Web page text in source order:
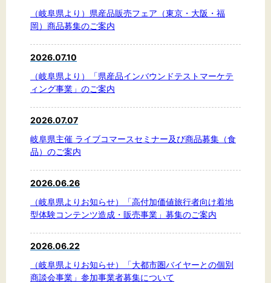
（岐阜県より）県産品販売フェア（東京・大阪・福
岡）商品募集のご案内
2026.07.10
（岐阜県より）「県産品インバウンドテストマーケテ
ィング事業」のご案内
2026.07.07
岐阜県主催 ライブコマースセミナー及び商品募集（食
品）のご案内
2026.06.26
（岐阜県よりお知らせ）「高付加価値旅行者向け着地
型体験コンテンツ造成・販売事業」募集のご案内
2026.06.22
（岐阜県よりお知らせ）「大都市圏バイヤーとの個別
商談会事業」参加事業者募集について